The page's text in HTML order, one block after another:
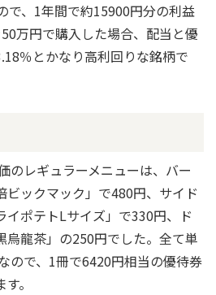
で、1年間で約15900円分の利益
万円で購入した場合、配当と優
％とかなり高利回りな銘柄で
のレギュラーメニューは、バー
ビックマック」で480円、サイド
イポテトLサイズ」で330円、ド
烏龍茶」の250円でした。全て単
ので、1冊で6420円相当の優待券
。